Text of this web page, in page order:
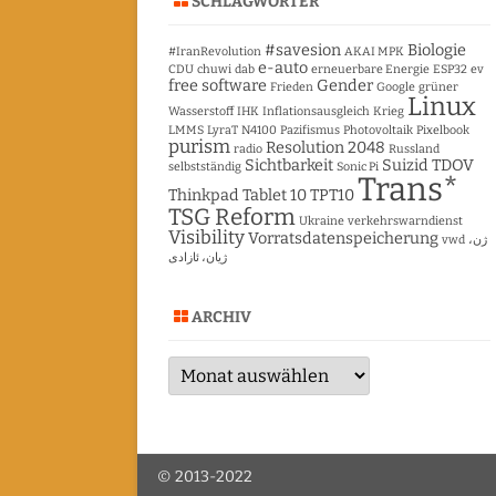
#IranRevolution #savesion AKAI MPK Biologie
CDU chuwi dab e-auto erneuerbare Energie ESP32 ev
free software Frieden Gender Google grüner
Wasserstoff IHK Inflationsausgleich Krieg Linux
LMMS LyraT N4100 Pazifismus Photovoltaik Pixelbook
purism radio Resolution 2048 Russland
selbstständig Sichtbarkeit Sonic Pi Suizid TDOV
Thinkpad Tablet 10TPT10Trans*
TSG Reform Ukraine verkehrswarndienst
VisibilityVorratsdatenspeicherung vwd ژن،
ژیان، ئازادی
ARCHIV
Archiv
© 2013-2022